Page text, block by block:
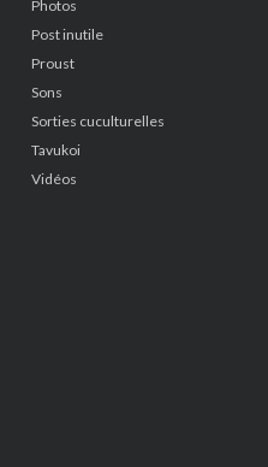
Photos
Post inutile
Proust
Sons
Sorties cuculturelles
Tavukoi
Vidéos